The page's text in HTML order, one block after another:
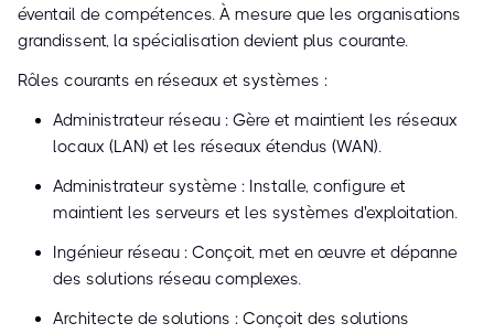
éventail de compétences. À mesure que les organisations
grandissent, la spécialisation devient plus courante.
Rôles courants en réseaux et systèmes :
Administrateur réseau : Gère et maintient les réseaux
locaux (LAN) et les réseaux étendus (WAN).
Administrateur système : Installe, configure et
maintient les serveurs et les systèmes d'exploitation.
Ingénieur réseau : Conçoit, met en œuvre et dépanne
des solutions réseau complexes.
Architecte de solutions : Conçoit des solutions